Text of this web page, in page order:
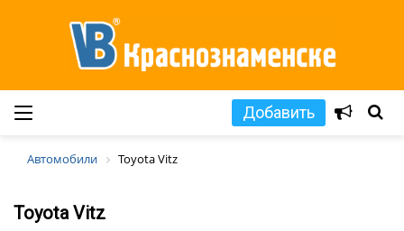
Добавить
Автомобили Toyota Vitz
Toyota Vitz